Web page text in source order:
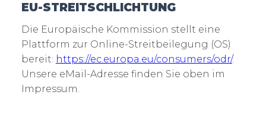
EU-STREITSCHLICHTUNG
Die Europäische Kommission stellt eine
Plattform zur Online-Streitbeilegung (OS)
bereit: https://ec.europa.eu/consumers/odr/.
Unsere eMail-Adresse finden Sie oben im
Impressum.